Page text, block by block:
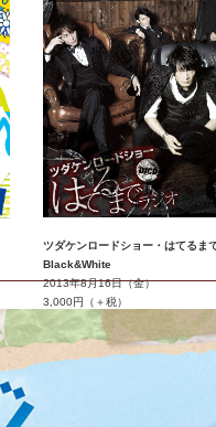
ツダケンロードショー・はてる
Black&White
2013年8月16日（金）
3,000円（＋税）